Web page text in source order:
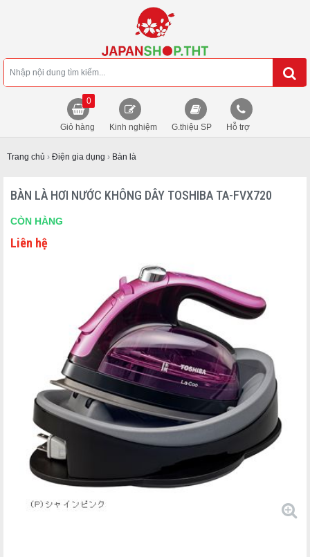
Giỏ hàng
0
Kinh nghiệm G.thiệu SP Hỗ trợ
Trang chủ › Điện gia dụng › Bàn là
BÀN LÀ HƠI NƯỚC KHÔNG DÂY TOSHIBA TA-FVX720
CÒN HÀNG
Liên hệ